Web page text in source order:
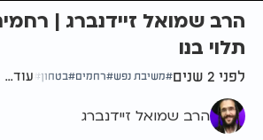
הרב שמואל זיידנברג |
תלוי בנו
לפני 2 שנים משיבת נפש רחמים בטחון עוד...
הרב שמואל זיידנברג